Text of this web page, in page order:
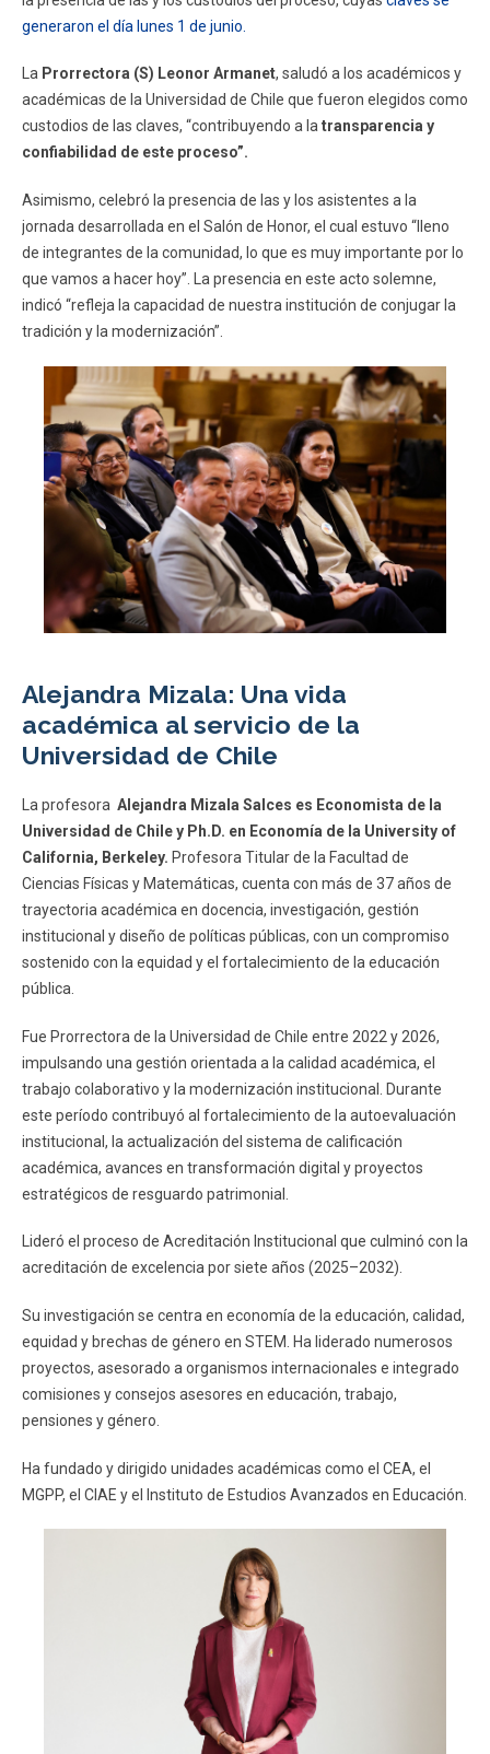
generaron el día lunes 1 de junio.
La Prorrectora (S) Leonor Armanet, saludó a los académicos y
académicas de la Universidad de Chile que fueron elegidos como
custodios de las claves, “contribuyendo a latransparencia y
confiabilidad de este proceso”.
Asimismo, celebró la presencia de las y los asistentes a la
jornada desarrollada en el Salón de Honor, el cual estuvo “lleno
de integrantes de la comunidad, lo que es muy importante por lo
que vamos a hacer hoy”. La presencia en este acto solemne,
indicó “refleja la capacidad de nuestra institución de conjugar la
tradición y la modernización”.
Alejandra Mizala: Una vida
académica al servicio de la
Universidad de Chile
La profesora Alejandra Mizala Salces es Economista de la
Universidad de Chile y Ph.D. en Economía de la University of
California, Berkeley. Profesora Titular de la Facultad de
Ciencias Físicas y Matemáticas, cuenta con más de 37 años de
trayectoria académica en docencia, investigación, gestión
institucional y diseño de políticas públicas, con un compromiso
sostenido con la equidad y el fortalecimiento de la educación
pública.
Fue Prorrectora de la Universidad de Chile entre 2022 y 2026,
impulsando una gestión orientada a la calidad académica, el
trabajo colaborativo y la modernización institucional. Durante
este período contribuyó al fortalecimiento de la autoevaluación
institucional, la actualización del sistema de calificación
académica, avances en transformación digital y proyectos
estratégicos de resguardo patrimonial.
Lideró el proceso de Acreditación Institucional que culminó con la
acreditación de excelencia por siete años (2025–2032).
Su investigación se centra en economía de la educación, calidad,
equidad y brechas de género en STEM. Ha liderado numerosos
proyectos, asesorado a organismos internacionales e integrado
comisiones y consejos asesores en educación, trabajo,
pensiones y género.
Ha fundado y dirigido unidades académicas como el CEA, el
MGPP, el CIAE y el Instituto de Estudios Avanzados en Educación.